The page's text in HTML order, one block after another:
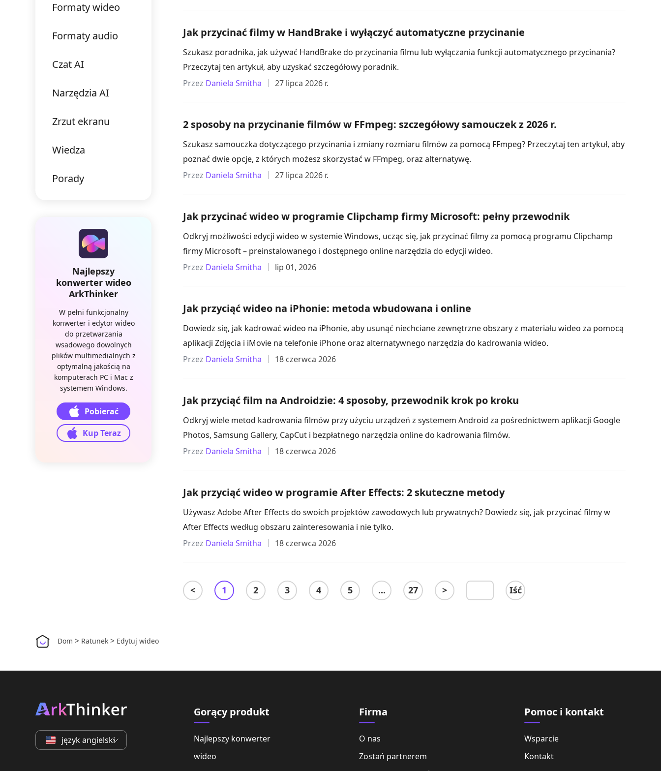
Formaty wideo
Formaty audio
Czat AI
Narzędzia AI
Zrzut ekranu
Wiedza
Porady
Najlepszy
konwerter wideo
ArkThinker
W pełni funkcjonalny
konwerter i edytor wideo
do przetwarzania
wsadowego dowolnych
plików multimedialnych z
optymalną jakością na
komputerach PC i Mac z
systemem Windows.
Pobierać
Kup Teraz
Jak przycinać filmy w HandBrake i wyłączyć automatyczne przycinanie
Szukasz poradnika, jak używać HandBrake do przycinania filmu lub wyłączania funkcji automatycznego przycinania?
Przeczytaj ten artykuł, aby uzyskać szczegółowy poradnik.
Przez Daniela Smitha 27 lipca 2026 r.
2 sposoby na przycinanie filmów w FFmpeg: szczegółowy samouczek z 2026 r.
Szukasz samouczka dotyczącego przycinania i zmiany rozmiaru filmów za pomocą FFmpeg? Przeczytaj ten artykuł, aby
poznać dwie opcje, z których możesz skorzystać w FFmpeg, oraz alternatywę.
Przez Daniela Smitha 27 lipca 2026 r.
Jak przycinać wideo w programie Clipchamp firmy Microsoft: pełny przewodnik
Odkryj możliwości edycji wideo w systemie Windows, ucząc się, jak przycinać filmy za pomocą programu Clipchamp
firmy Microsoft – preinstalowanego i dostępnego online narzędzia do edycji wideo.
Przez Daniela Smitha lip 01, 2026
Jak przyciąć wideo na iPhonie: metoda wbudowana i online
Dowiedz się, jak kadrować wideo na iPhonie, aby usunąć niechciane zewnętrzne obszary z materiału wideo za pomocą
aplikacji Zdjęcia i iMovie na telefonie iPhone oraz alternatywnego narzędzia do kadrowania wideo.
Przez Daniela Smitha 18 czerwca 2026
Jak przyciąć film na Androidzie: 4 sposoby, przewodnik krok po kroku
Odkryj wiele metod kadrowania filmów przy użyciu urządzeń z systemem Android za pośrednictwem aplikacji Google
Photos, Samsung Gallery, CapCut i bezpłatnego narzędzia online do kadrowania filmów.
Przez Daniela Smitha 18 czerwca 2026
Jak przyciąć wideo w programie After Effects: 2 skuteczne metody
Używasz Adobe After Effects do swoich projektów zawodowych lub prywatnych? Dowiedz się, jak przycinać filmy w
After Effects według obszaru zainteresowania i nie tylko.
Przez Daniela Smitha 18 czerwca 2026
< 1 2 3 4 5 ... 27 > Iść
Dom > Ratunek > Edytuj wideo
język angielski
Gorący produkt
Najlepszy konwerter
wideo
Firma
O nas
Zostań partnerem
Pomoc i kontakt
Wsparcie
Kontakt